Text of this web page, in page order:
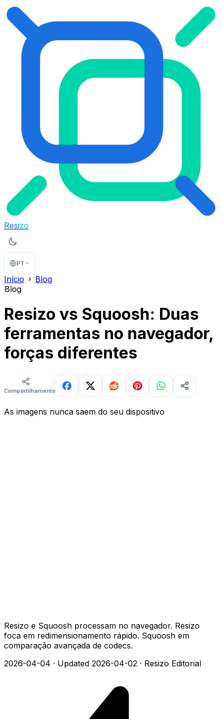
Resizo
PT
Início
Blog
Blog
Resizo vs Squoosh: Duas
ferramentas no navegador,
forças diferentes
Compartilhamentos
As imagens nunca saem do seu dispositivo
Resizo e Squoosh processam no navegador. Resizo
foca em redimensionamento rápido. Squoosh em
comparação avançada de codecs.
2026-04-04 · Updated 2026-04-02 · Resizo Editorial